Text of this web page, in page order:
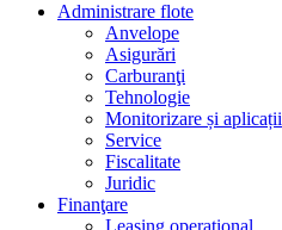
Administrare flote
Anvelope
Asigurări
Carburanţi
Tehnologie
Monitorizare și aplicații
Service
Fiscalitate
Juridic
Finanţare
Leasing operaţional